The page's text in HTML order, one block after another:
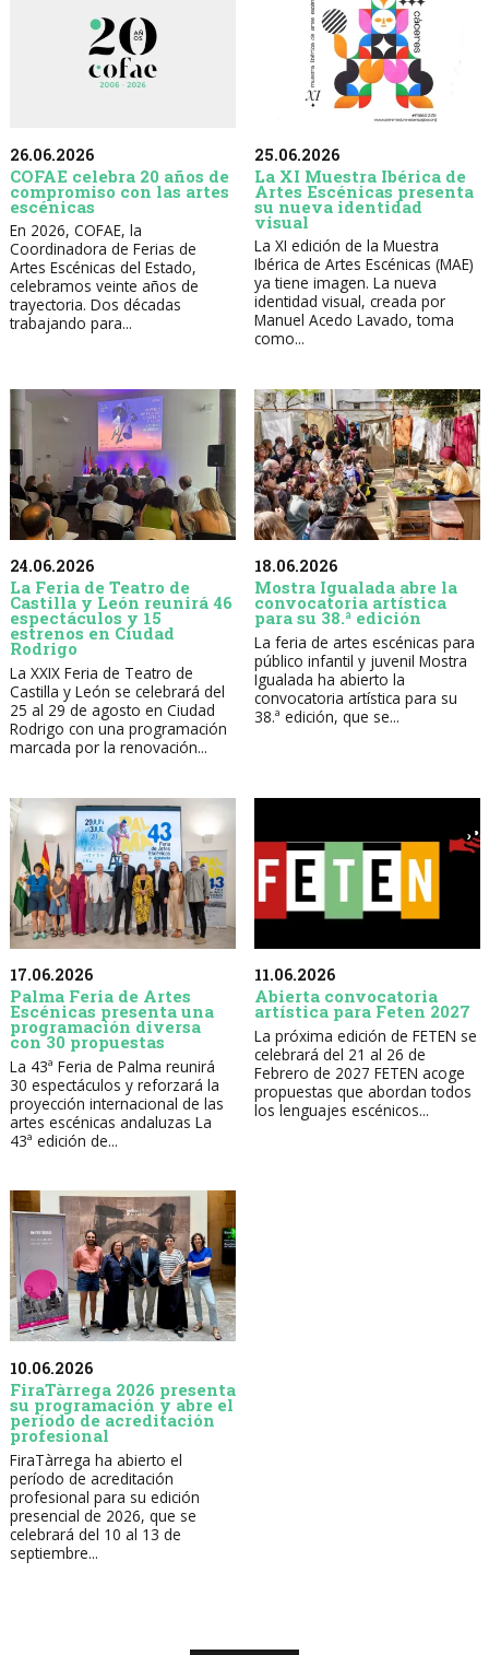
26.06.2026
COFAE celebra 20 años de
compromiso con las artes
escénicas
En 2026, COFAE, la
Coordinadora de Ferias de
Artes Escénicas del Estado,
celebramos veinte años de
trayectoria. Dos décadas
trabajando para...
25.06.2026
La XI Muestra Ibérica de
Artes Escénicas presenta
su nueva identidad
visual
La XI edición de la Muestra
Ibérica de Artes Escénicas (MAE)
ya tiene imagen. La nueva
identidad visual, creada por
Manuel Acedo Lavado, toma
como...
24.06.2026
La Feria de Teatro de
Castilla y León reunirá 46
espectáculos y 15
estrenos en Ciudad
Rodrigo
La XXIX Feria de Teatro de
Castilla y León se celebrará del
25 al 29 de agosto en Ciudad
Rodrigo con una programación
marcada por la renovación...
18.06.2026
Mostra Igualada abre la
convocatoria artística
para su 38.ª edición
La feria de artes escénicas para
público infantil y juvenil Mostra
Igualada ha abierto la
convocatoria artística para su
38.ª edición, que se...
17.06.2026
Palma Feria de Artes
Escénicas presenta una
programación diversa
con 30 propuestas
La 43ª Feria de Palma reunirá
30 espectáculos y reforzará la
proyección internacional de las
artes escénicas andaluzas La
43ª edición de...
11.06.2026
Abierta convocatoria
artística para Feten 2027
La próxima edición de FETEN se
celebrará del 21 al 26 de
Febrero de 2027 FETEN acoge
propuestas que abordan todos
los lenguajes escénicos...
10.06.2026
FiraTàrrega 2026 presenta
su programación y abre el
período de acreditación
profesional
FiraTàrrega ha abierto el
período de acreditación
profesional para su edición
presencial de 2026, que se
celebrará del 10 al 13 de
septiembre...